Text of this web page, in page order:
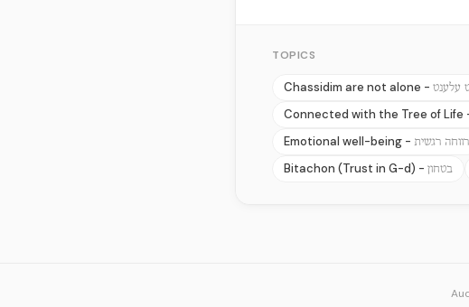
TOPICS
Chassidim are not alone - עלענט
Connected with the Tree of Life
Emotional well-being - רווחה רגשית
Bitachon (Trust in G-d) - בטחון